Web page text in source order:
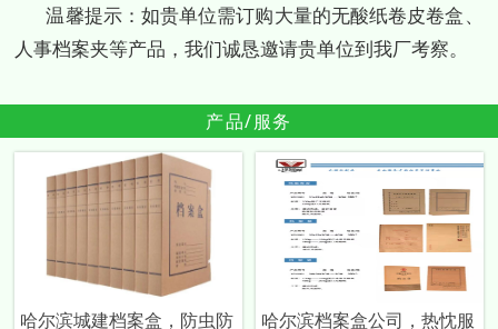
温馨提示：如贵单位需订购大量的无酸纸卷皮卷盒、
人事档案夹等产品，我们诚恳邀请贵单位到我厂考察。
产品/服务
哈尔滨城建档案盒，防虫防
哈尔滨档案盒公司，热忱服